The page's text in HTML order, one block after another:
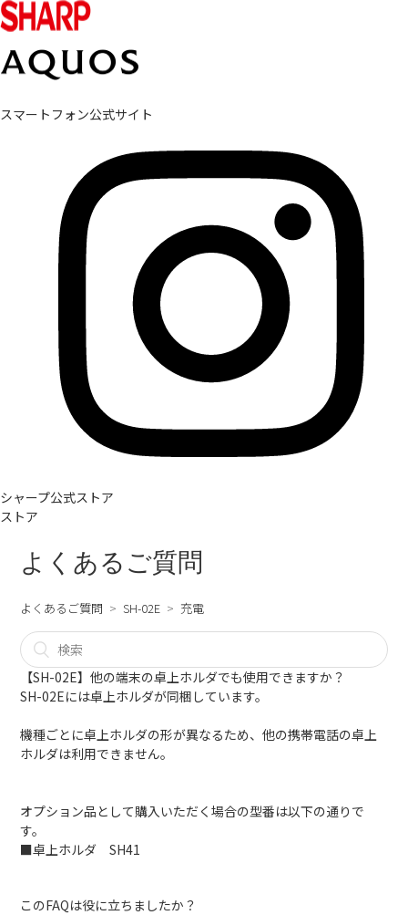
スマートフォン公式サイト
シャープ公式ストア
ストア
よくあるご質問
よくあるご質問 SH-02E 充電
【SH-02E】他の端末の卓上ホルダでも使用できますか？
SH-02Eには卓上ホルダが同梱しています。
機種ごとに卓上ホルダの形が異なるため、他の携帯電話の卓上
ホルダは利用できません。
オプション品として購入いただく場合の型番は以下の通りで
す。
■卓上ホルダ SH41
このFAQは役に立ちましたか？